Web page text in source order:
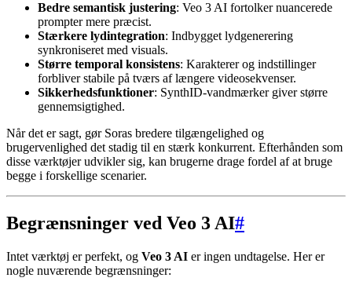
Bedre semantisk justering: Veo 3 AI fortolker nuancerede
prompter mere præcist.
Stærkere lydintegration: Indbygget lydgenerering
synkroniseret med visuals.
Større temporal konsistens: Karakterer og indstillinger
forbliver stabile på tværs af længere videosekvenser.
Sikkerhedsfunktioner: SynthID-vandmærker giver større
gennemsigtighed.
Når det er sagt, gør Soras bredere tilgængelighed og
brugervenlighed det stadig til en stærk konkurrent. Efterhånden som
disse værktøjer udvikler sig, kan brugerne drage fordel af at bruge
begge i forskellige scenarier.
Begrænsninger ved Veo 3 AI#
Intet værktøj er perfekt, og Veo 3 AI er ingen undtagelse. Her er
nogle nuværende begrænsninger: